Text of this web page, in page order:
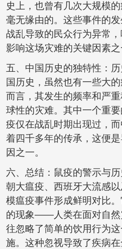
史上，也曾有几次大规模
毫无缘由的。这些事件的
战乱导致的民众行为异常
影响这场灾难的关键因素之
五、中国历史的独特性：
国历史，虽然也有一些大
而言，其发生的频率和严
球性的灾难。其中一个重
疫仅在战乱时期出现过，
着四千多年的传承，这便
因之一。
六、总结：鼠疫的警示与
朝大瘟疫、西班牙大流感
模瘟疫事件形成鲜明对比
的现象——人类在面对自然
往忽略了简单的饮用行为
施。这种忽视导致了疾病